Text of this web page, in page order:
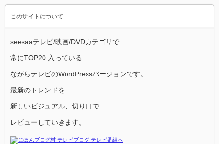
このサイトについて
seesaaテレビ/映画/DVDカテゴリで
常にTOP20 入っている
ながらテレビのWordPressバージョンです。
最新のトレンドを
新しいビジュアル、切り口で
レビューしていきます。